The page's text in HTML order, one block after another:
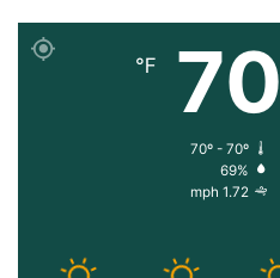
70
℉
70º - 70º
69%
1.72 mph